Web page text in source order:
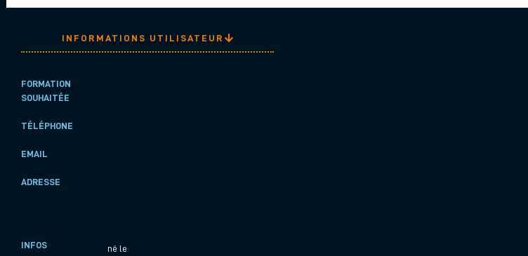
INFORMATIONS UTILISATEUR
FORMATION
SOUHAITÉE
TÉLÉPHONE
EMAIL
ADRESSE
INFOS
né le